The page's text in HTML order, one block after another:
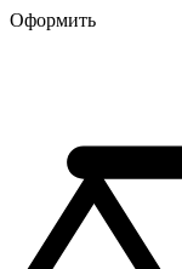
Оформить